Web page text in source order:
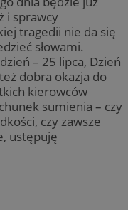
i sprawcy
tragedii nie da się
słowami.
– 25 lipca, Dzień
dobra okazja do
kierowców
sumienia – czy
czy zawsze
ustępuję